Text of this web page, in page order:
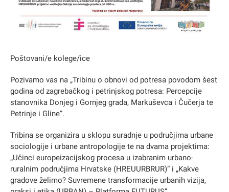
Poštovani/e kolege/ice
Pozivamo vas na „Tribinu o obnovi od potresa povodom šest
godina od zagrebačkog i petrinjskog potresa: Percepcije
stanovnika Donjeg i Gornjeg grada, Markuševca i Čučerja te
Petrinje i Gline“.
Tribina se organizira u sklopu suradnje u područjima urbane
sociologije i urbane antropologije te na dvama projektima:
„Učinci europeizacijskog procesa u izabranim urbano-
ruralnim područjima Hrvatske (HREUURBRUR)“ i „Kakve
gradove želimo? Suvremene transformacije urbanih vizija,